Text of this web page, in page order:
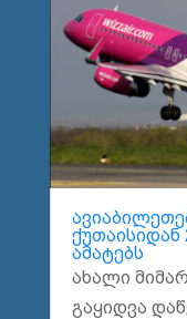
ამატებს
ახალი
გაყიდვა